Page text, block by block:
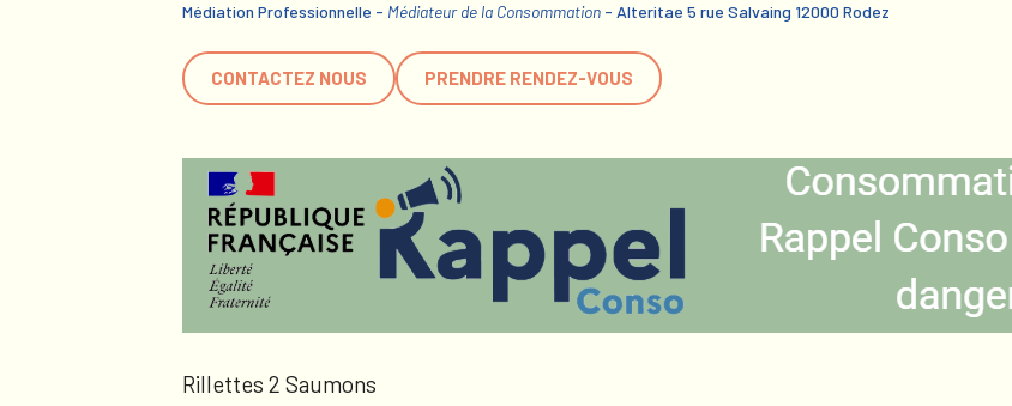
Médiation Professionnelle - Médiateur de la Consommation - Alteritae 5 rue Salvaing 12000 Rodez
CONTACTEZ NOUS PRENDRE RENDEZ-VOUS
Rillettes 2 Saumons